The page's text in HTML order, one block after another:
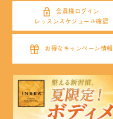
会員様ログイン
レッスンスケジュール確認
お得なキャンペーン情報